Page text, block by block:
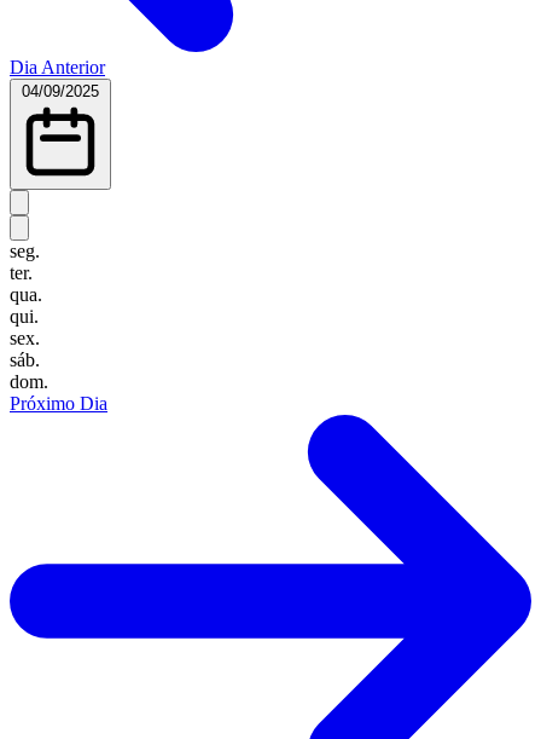
Dia Anterior
04/09/2025
seg.
ter.
qua.
qui.
sex.
sáb.
dom.
Próximo Dia